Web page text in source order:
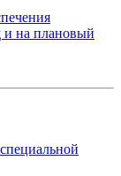
и на плановый